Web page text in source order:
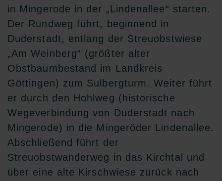
in Mingerode in der „Lindenallee“ starten.
Der Rundweg führt, beginnend in
Duderstadt, entlang der Streuobstwiese
„Am Weinberg“ (größter alter
Obstbaumbestand im Landkreis
Göttingen) zum Sulbergturm. Weiter führt
er durch den Hohlweg (historische
Wegeverbindung von Duderstadt nach
Mingerode) in die Mingeröder Lindenallee.
Abschließend führt der
Streuobstwanderweg in das Kirchtal und
über eine alte Kirschwiese zurück nach